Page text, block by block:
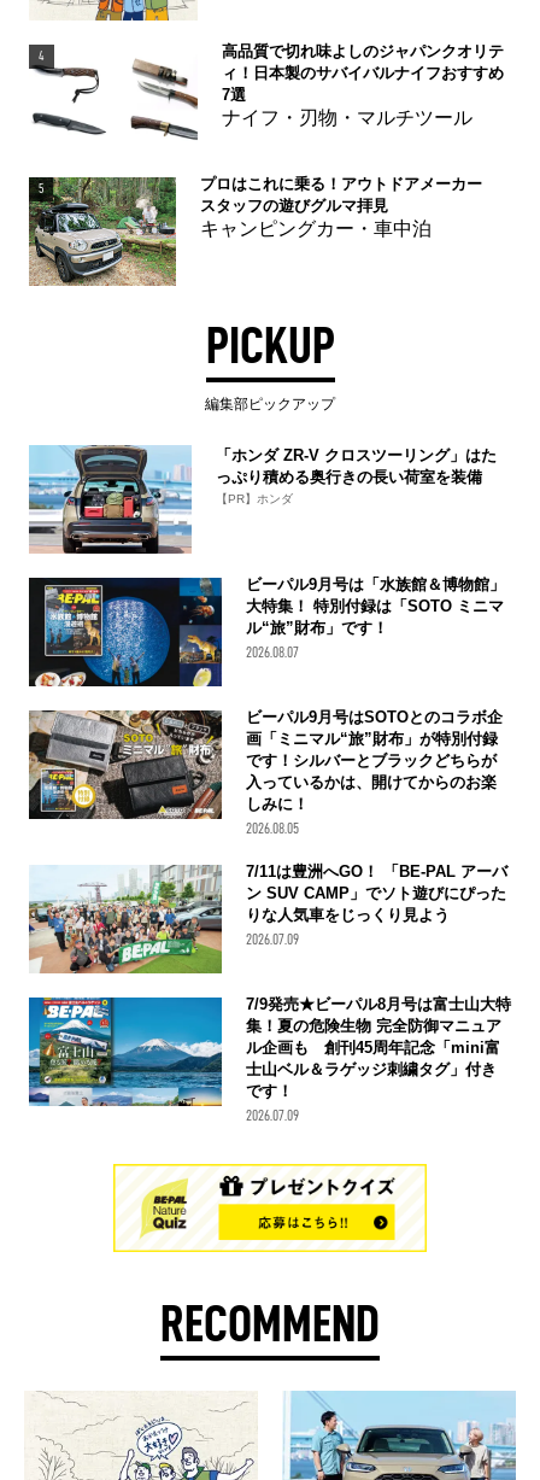
4
高品質で切れ味よしのジャパンクオリテ
ィ！日本製のサバイバルナイフおすすめ
7選
ナイフ・刃物・マルチツール
5
プロはこれに乗る！アウトドアメーカー
スタッフの遊びグルマ拝見
キャンピングカー・車中泊
PICKUP
編集部ピックアップ
「ホンダ ZR-V クロスツーリング」はた
っぷり積める奥行きの長い荷室を装備
【PR】ホンダ
ビーパル9月号は「水族館＆博物館」
大特集！ 特別付録は「SOTO ミニマ
ル“旅”財布」です！
2026.08.07
ビーパル9月号はSOTOとのコラボ企
画「ミニマル“旅”財布」が特別付録
です！シルバーとブラックどちらが
入っているかは、開けてからのお楽
しみに！
2026.08.05
7/11は豊洲へGO！ 「BE-PAL アーバ
ン SUV CAMP」でソト遊びにぴった
りな人気車をじっくり見よう
2026.07.09
7/9発売★ビーパル8月号は富士山大特
集！夏の危険生物 完全防御マニュア
ル企画も 創刊45周年記念「mini富
士山ベル＆ラゲッジ刺繍タグ」付き
です！
2026.07.09
RECOMMEND